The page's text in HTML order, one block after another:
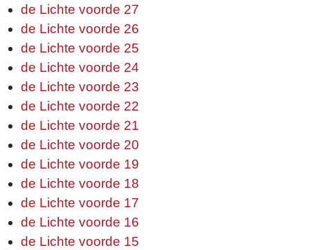
de Lichte voorde 27
de Lichte voorde 26
de Lichte voorde 25
de Lichte voorde 24
de Lichte voorde 23
de Lichte voorde 22
de Lichte voorde 21
de Lichte voorde 20
de Lichte voorde 19
de Lichte voorde 18
de Lichte voorde 17
de Lichte voorde 16
de Lichte voorde 15